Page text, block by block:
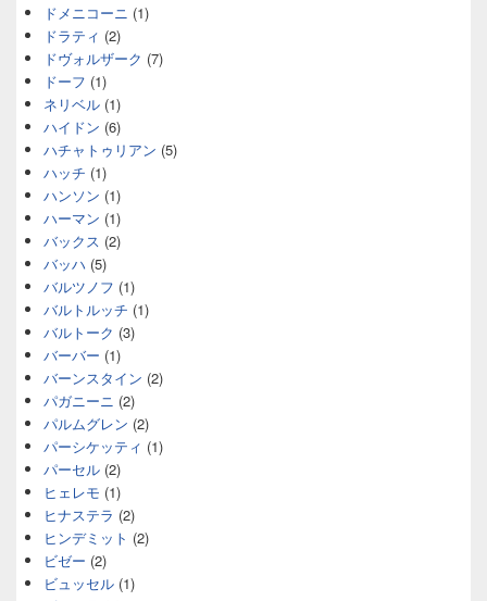
ドメニコーニ (1)
ドラティ (2)
ドヴォルザーク (7)
ドーフ (1)
ネリベル (1)
ハイドン (6)
ハチャトゥリアン (5)
ハッチ (1)
ハンソン (1)
ハーマン (1)
バックス (2)
バッハ (5)
バルツノフ (1)
バルトルッチ (1)
バルトーク (3)
バーバー (1)
バーンスタイン (2)
パガニーニ (2)
パルムグレン (2)
パーシケッティ (1)
パーセル (2)
ヒェレモ (1)
ヒナステラ (2)
ヒンデミット (2)
ビゼー (2)
ビュッセル (1)